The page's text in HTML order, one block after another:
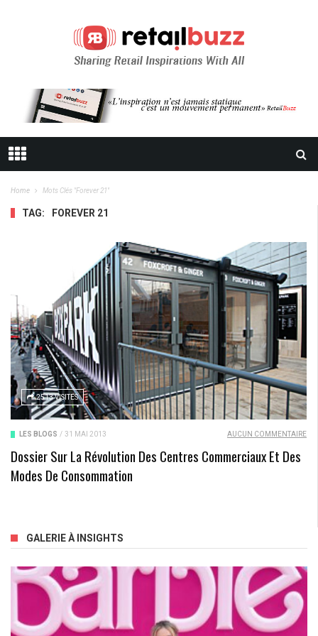
Home Mots Clés "forever 21"
TAG: FOREVER 21
2513 VISITES
LES BLOGS / 31 MAI 2013 AUCUN COMMENTAIRE
Dossier Sur La Révolution Des Centres Commerciaux Et Des
Modes De Consommation
GALERIE À INSIGHTS